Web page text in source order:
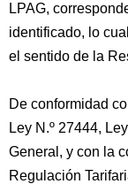
LPAG,
identificado, lo
el sentido de la
De conformidad
Ley N.º 27444,
General, y con la
Regulación